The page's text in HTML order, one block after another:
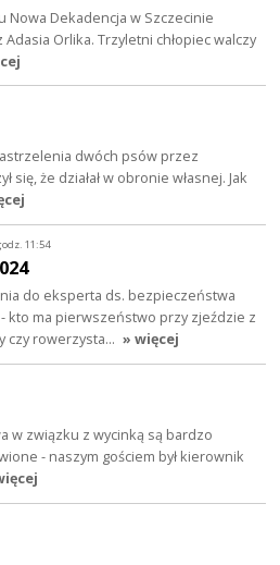
Nowa Dekadencja w Szczecinie
Orlika. Trzyletni chłopiec walczy
dwóch psów przez
się, że działał w obronie własnej. Jak
11:54
do eksperta ds. bezpieczeństwa
kto ma pierwszeństwo przy zjeździe z
czy rowerzysta… » więcej
w związku z wycinką są bardzo
- naszym gościem był kierownik